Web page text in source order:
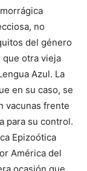
no
del género
otra vieja
Azul. La
en su caso, se
vacunas frente
para su control.
Epizoótica
América del
ocasión que